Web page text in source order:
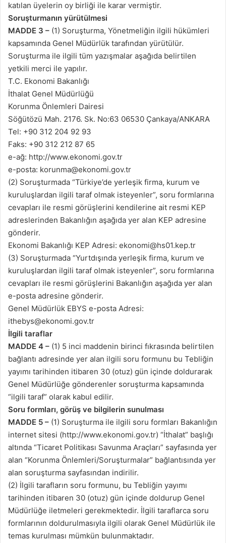
katılan üyelerin oy birliği ile karar vermiştir.
Soruşturmanın yürütülmesi
MADDE 3 – (1) Soruşturma, Yönetmeliğin ilgili hükümleri
kapsamında Genel Müdürlük tarafından yürütülür.
Soruşturma ile ilgili tüm yazışmalar aşağıda belirtilen
yetkili merci ile yapılır.
T.C. Ekonomi Bakanlığı
İthalat Genel Müdürlüğü
Korunma Önlemleri Dairesi
Söğütözü Mah. 2176. Sk. No:63 06530 Çankaya/ANKARA
Tel: +90 312 204 92 93
Faks: +90 312 212 87 65
e-ağ: http://www.ekonomi.gov.tr
e-posta: korunma@ekonomi.gov.tr
(2) Soruşturmada “Türkiye’de yerleşik firma, kurum ve
kuruluşlardan ilgili taraf olmak isteyenler”, soru formlarına
cevapları ile resmi görüşlerini kendilerine ait resmi KEP
adreslerinden Bakanlığın aşağıda yer alan KEP adresine
gönderir.
Ekonomi Bakanlığı KEP Adresi: ekonomi@hs01.kep.tr
(3) Soruşturmada “Yurtdışında yerleşik firma, kurum ve
kuruluşlardan ilgili taraf olmak isteyenler”, soru formlarına
cevapları ile resmi görüşlerini Bakanlığın aşağıda yer alan
e-posta adresine gönderir.
Genel Müdürlük EBYS e-posta Adresi:
ithebys@ekonomi.gov.tr
İlgili taraflar
MADDE 4 – (1) 5 inci maddenin birinci fıkrasında belirtilen
bağlantı adresinde yer alan ilgili soru formunu bu Tebliğin
yayımı tarihinden itibaren 30 (otuz) gün içinde doldurarak
Genel Müdürlüğe gönderenler soruşturma kapsamında
“ilgili taraf” olarak kabul edilir.
Soru formları, görüş ve bilgilerin sunulması
MADDE 5 – (1) Soruşturma ile ilgili soru formları Bakanlığın
internet sitesi (http://www.ekonomi.gov.tr) “İthalat” başlığı
altında “Ticaret Politikası Savunma Araçları” sayfasında yer
alan “Korunma Önlemleri/Soruşturmalar” bağlantısında yer
alan soruşturma sayfasından indirilir.
(2) İlgili tarafların soru formunu, bu Tebliğin yayımı
tarihinden itibaren 30 (otuz) gün içinde doldurup Genel
Müdürlüğe iletmeleri gerekmektedir. İlgili taraflarca soru
formlarının doldurulmasıyla ilgili olarak Genel Müdürlük ile
temas kurulması mümkün bulunmaktadır.